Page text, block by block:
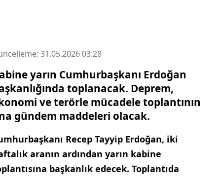
31.05.2026 03:28
yarın Cumhurbaşkanı Erdoğan
toplanacak. Deprem,
ve terörle mücadele toplantının
gündem maddeleri olacak.
Recep Tayyip Erdoğan, iki
aranın ardından yarın kabine
başkanlık edecek. Toplantıda